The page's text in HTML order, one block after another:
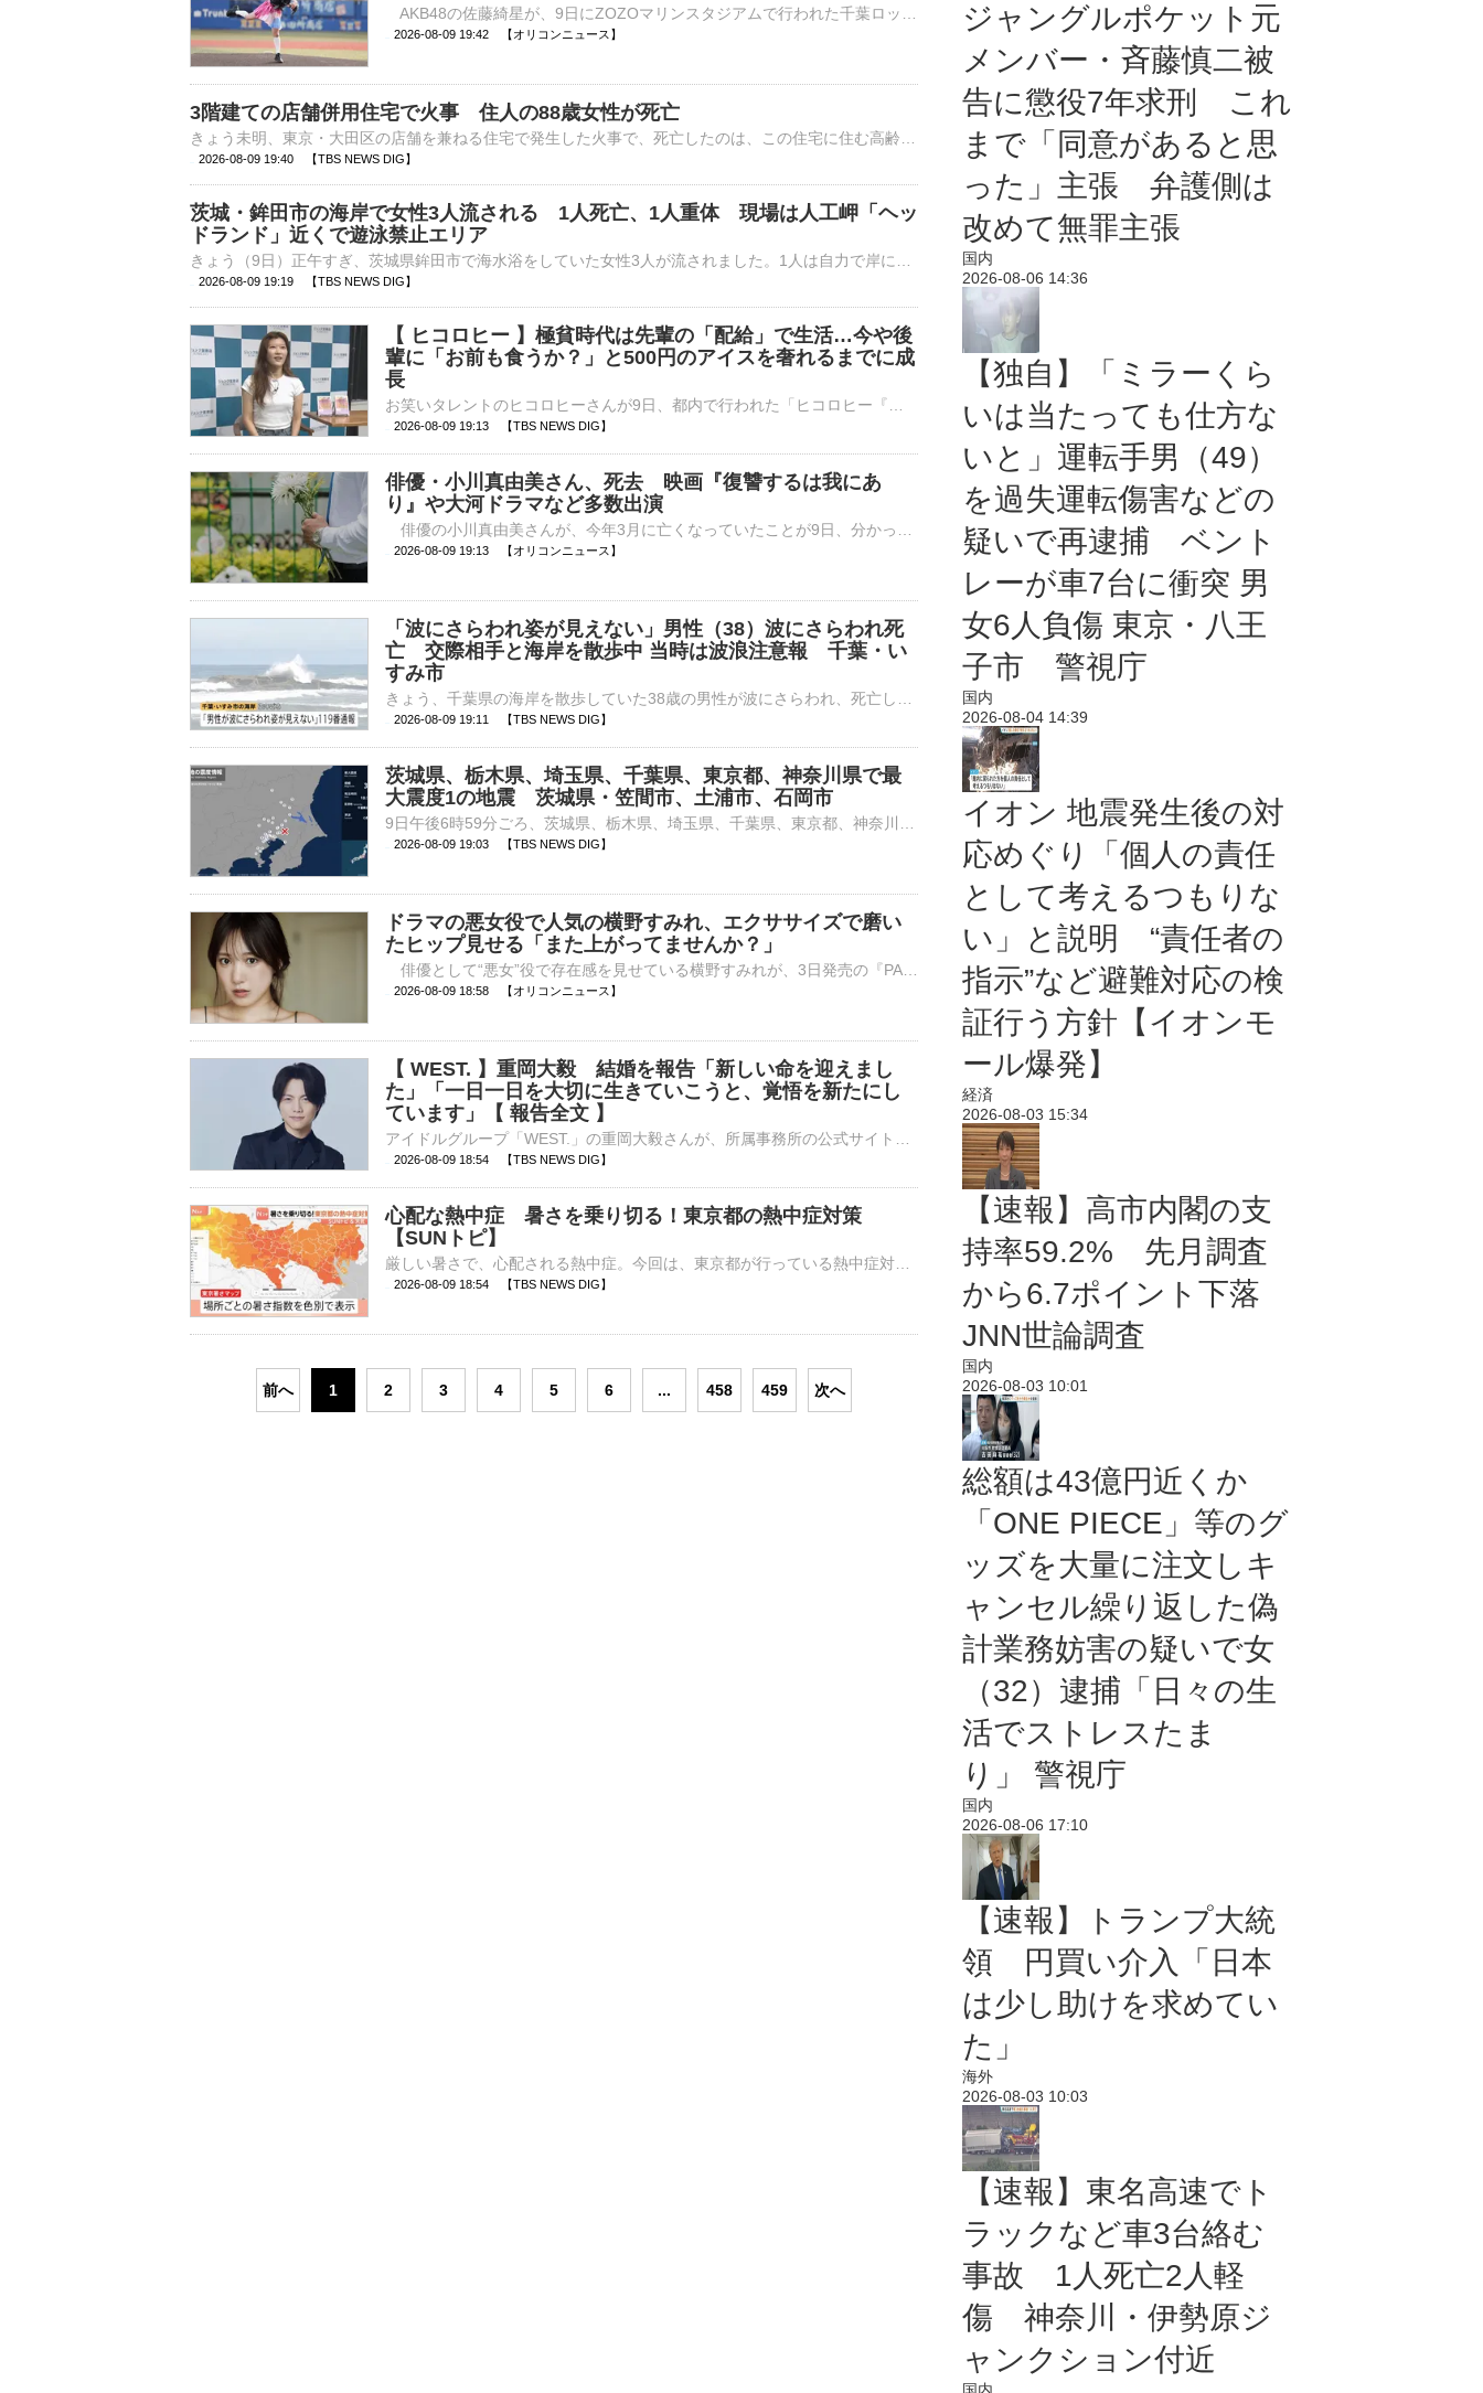
2026-08-09 19:42 【オリコンニュース】
3階建ての店舗併用住宅で火事 住人の88歳女性が死亡
2026-08-09 19:40 【TBS NEWS DIG】
茨城・鉾田市の海岸で女性3人流される 1人死亡、1人重体 現場は人工岬「ヘッ
ドランド」近くで遊泳禁止エリア
2026-08-09 19:19 【TBS NEWS DIG】
【 ヒコロヒー 】極貧時代は先輩の「配給」で生活…今や後
輩に「お前も食うか？」と500円のアイスを奢れるまでに成
長
2026-08-09 19:13 【TBS NEWS DIG】
俳優・小川真由美さん、死去 映画『復讐するは我にあ
り』や大河ドラマなど多数出演
2026-08-09 19:13 【オリコンニュース】
「波にさらわれ姿が見えない」男性（38）波にさらわれ死
亡 交際相手と海岸を散歩中 当時は波浪注意報 千葉・い
すみ市
2026-08-09 19:11 【TBS NEWS DIG】
茨城県、栃木県、埼玉県、千葉県、東京都、神奈川県で最
大震度1の地震 茨城県・笠間市、土浦市、石岡市
2026-08-09 19:03 【TBS NEWS DIG】
ドラマの悪女役で人気の横野すみれ、エクササイズで磨い
たヒップ見せる「また上がってませんか？」
2026-08-09 18:58 【オリコンニュース】
【 WEST. 】重岡大毅 結婚を報告「新しい命を迎えまし
た」「一日一日を大切に生きていこうと、覚悟を新たにし
ています」【 報告全文 】
2026-08-09 18:54 【TBS NEWS DIG】
心配な熱中症 暑さを乗り切る！東京都の熱中症対策
【SUNトピ】
2026-08-09 18:54 【TBS NEWS DIG】
前へ 1 2 3 4 5 6 ... 458 459 次へ
ジャングルポケット元
メンバー・斉藤慎二被
告に懲役7年求刑 これ
まで「同意があると思
った」主張 弁護側は
改めて無罪主張
国内
2026-08-06 14:36
【独自】「ミラーくら
いは当たっても仕方な
いと」運転手男（49）
を過失運転傷害などの
疑いで再逮捕 ベント
レーが車7台に衝突 男
女6人負傷 東京・八王
子市 警視庁
国内
2026-08-04 14:39
イオン 地震発生後の対
応めぐり「個人の責任
として考えるつもりな
い」と説明 “責任者の
指示”など避難対応の検
証行う方針【イオンモ
ール爆発】
経済
2026-08-03 15:34
【速報】高市内閣の支
持率59.2% 先月調査
から6.7ポイント下落
JNN世論調査
国内
2026-08-03 10:01
総額は43億円近くか
「ONE PIECE」等のグ
ッズを大量に注文しキ
ャンセル繰り返した偽
計業務妨害の疑いで女
（32）逮捕「日々の生
活でストレスたま
り」 警視庁
国内
2026-08-06 17:10
【速報】トランプ大統
領 円買い介入「日本
は少し助けを求めてい
た」
海外
2026-08-03 10:03
【速報】東名高速でト
ラックなど車3台絡む
事故 1人死亡2人軽
傷 神奈川・伊勢原ジ
ャンクション付近